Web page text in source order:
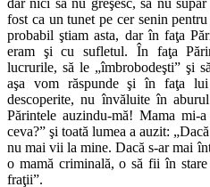
fost ca un tunet pe cer senin
probabil ştiam asta, dar în faţa
eram şi cu sufletul. În faţa
lucrurile, să le „îmbrobodeşti” şi
aşa vom răspunde şi în faţa
descoperite, nu învăluite în
Părintele auzindu-mă! Mama mi-
ceva?” şi toată lumea a auzit:
nu mai vii la mine. Dacă s-ar mai
o mamă criminală, o să fii în
fraţii”.